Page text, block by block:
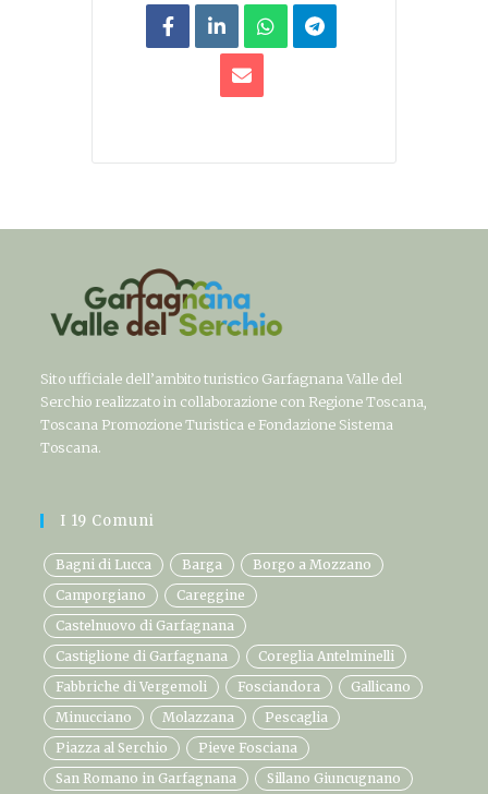
Sito ufficiale dell’ambito turistico Garfagnana Valle del
Serchio realizzato in collaborazione con Regione Toscana,
Toscana Promozione Turistica e Fondazione Sistema
Toscana.
I 19 Comuni
Bagni di Lucca Barga
Borgo a Mozzano
Camporgiano
Careggine
Castelnuovo di Garfagnana
Castiglione di Garfagnana
Coreglia Antelminelli
Fabbriche di Vergemoli
Fosciandora
Gallicano
Minucciano
Molazzana
Pescaglia
Piazza al Serchio
Pieve Fosciana
San Romano in Garfagnana
Sillano Giuncugnano